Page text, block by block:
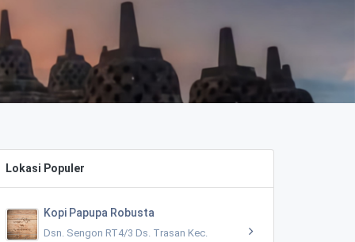
Lokasi Populer
Kopi Papupa Robusta
Dsn. Sengon RT4/3 Ds. Trasan Kec.